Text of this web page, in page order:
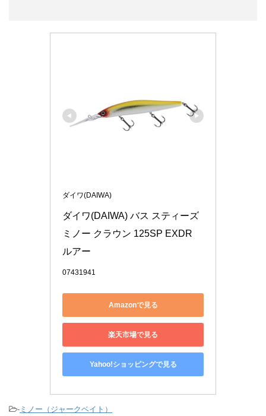
ダイワ(DAIWA)
ダイワ(DAIWA) バス スティーズ
ミノー クラウン 125SP EXDR
ルアー
07431941
Amazonで見る
楽天市場で見る
Yahoo!ショッピングで見る
- ミノー（ジャークベイト）